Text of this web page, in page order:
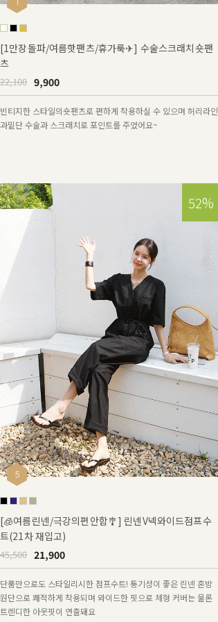
[1만장돌파/여름핫팬츠/휴가룩✈] 수술스크래치숏팬
츠
22,100 9,900
빈티지한 스타일의숏팬츠로 편하게 착용하실 수 있으며 허리라인
과밑단 수술과 스크래치로 포인트를 주었어요~
52%
5
[🧊여름린넨/극강의편안함🎐] 린넨V넥와이드점프수
트(21차 재입고)
45,500 21,900
단품만으로도 스타일리시한 점프수트! 통기성이 좋은 린넨 혼방
원단으로 쾌적하게 착용되며 와이드한 핏으로 체형 커버는 물론
트렌디한 아웃핏이 연출돼요